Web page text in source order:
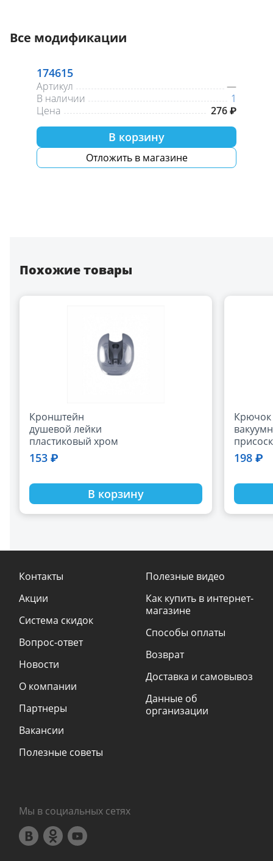
Все модификации
174615
Артикул
—
В наличии
1
Цена
276 ₽
В корзину
Отложить в магазине
Похожие товары
Кронштейн
душевой лейки
пластиковый хром
SWES DP8101
153 ₽
В корзину
Крючок
/50/;
198 ₽
Контакты
Акции
Система скидок
Вопрос-ответ
Новости
О компании
Партнеры
Вакансии
Полезные советы
Полезные видео
Как купить в интернет-
магазине
Способы оплаты
Возврат
Доставка и самовывоз
Данные об
организации
Мы в социальных сетях